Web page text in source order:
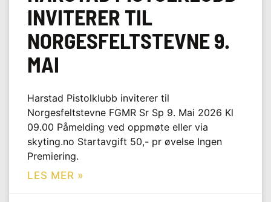
INVITERER TIL
NORGESFELTSTEVNE 9.
MAI
Harstad Pistolklubb inviterer til
Norgesfeltstevne FGMR Sr Sp 9. Mai 2026 Kl
09.00 Påmelding ved oppmøte eller via
skyting.no Startavgift 50,- pr øvelse Ingen
Premiering.
LES MER »